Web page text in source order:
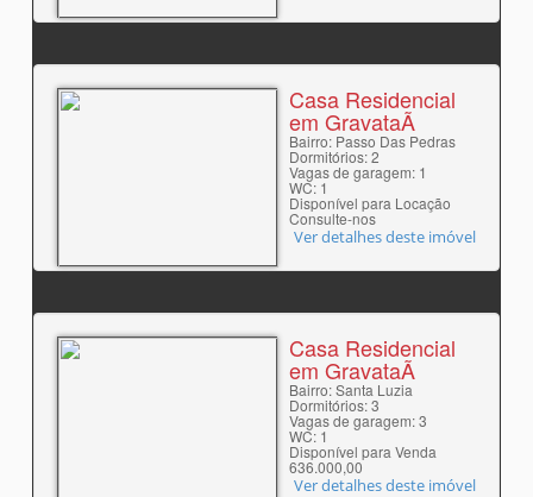
Casa Residencial
em GravataÃ­
Bairro: Passo Das Pedras
Dormitórios: 2
Vagas de garagem: 1
WC: 1
Disponível para Locação
Consulte-nos
Ver detalhes deste imóvel
Casa Residencial
em GravataÃ­
Bairro: Santa Luzia
Dormitórios: 3
Vagas de garagem: 3
WC: 1
Disponível para Venda
636.000,00
Ver detalhes deste imóvel